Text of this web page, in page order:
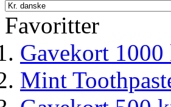
Favoritter
Gavekort 1000
Mint